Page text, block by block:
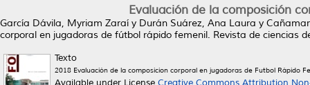
Evaluación de la composición
García Dávila, Myriam Zaraí y Durán Suárez, Ana Laura y
corporal en jugadoras de fútbol rápido femenil. Revista de ciencias
Texto
2018 Evaluación de la composicion corporal en jugadoras de Futbol Rápido